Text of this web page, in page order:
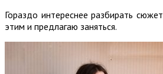
Гораздо интереснее разбирать
этим и предлагаю заняться.